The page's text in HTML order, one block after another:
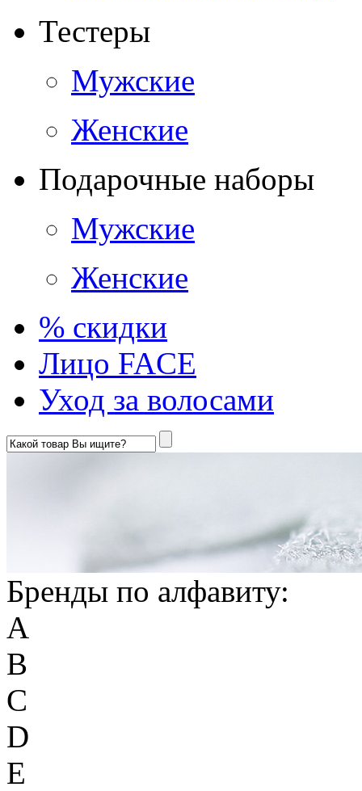
Тестеры
Мужские
Женские
Подарочные наборы
Мужские
Женские
% скидки
Лицо FACE
Уход за волосами
Бренды по алфавиту:
A
B
C
D
E